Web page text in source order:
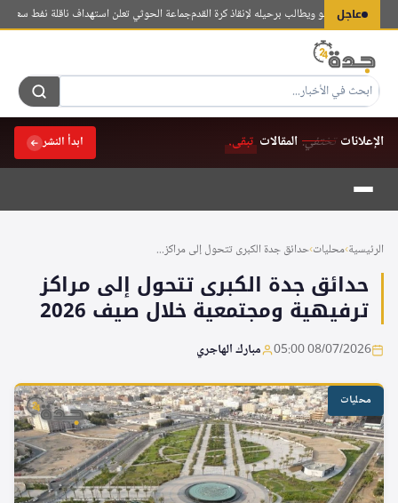
عاجل
بإنفانتينو ويطالب برحيله لإنقاذ كرة القدمجماعة الحوثي تعلن استهداف ناقلة نفط سعودية
الإعلانات تختفي.المقالات تبقى. ابدأ النشر
التجاوز
المحتوى
الرئيسية›محليات›حدائق جدة الكبرى تتحول إلى مراكز...
حدائق جدة الكبرى تتحول إلى مراكز
ترفيهية ومجتمعية خلال صيف 2026
08/07/2026 05:00 مبارك الهاجري
محليات